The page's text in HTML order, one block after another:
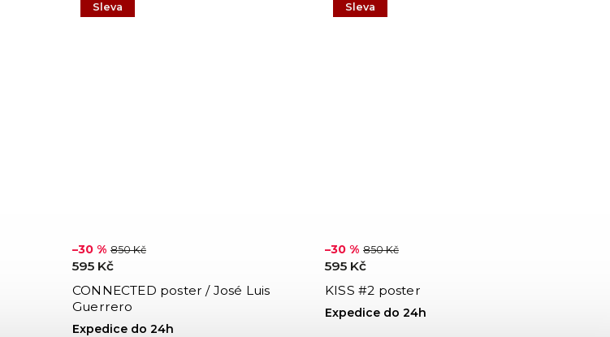
Sleva
CONNECTED poster / José Luis
Guerrero
Expedice do 24h
–30 % 850 Kč
595 Kč
Sleva
KISS #2 poster
Expedice do 24h
–30 % 850 Kč
595 Kč